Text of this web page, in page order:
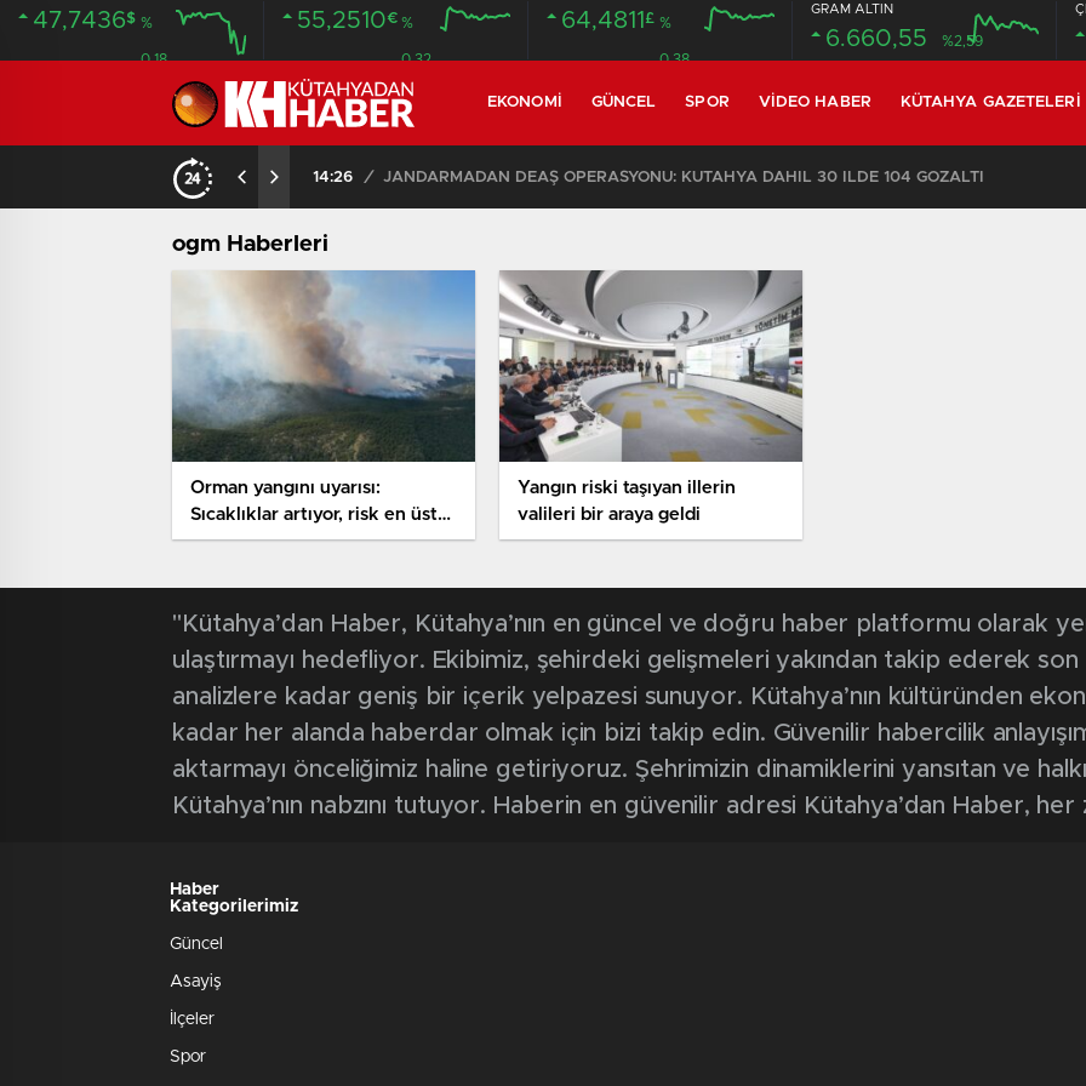
47,7436$ %
0.18
55,2510€ %
0.32
64,4811 £ %
0.38
GRAM ALTIN
6.660,55 %2,59
EKONOMI GÜNCEL SPOR VIDEO HABER KÜTAHYA GAZETELERI
14:26 / JANDARMADAN DEAŞ OPERASYONU: KÜTAHYA DAHİL 30 İLDE 104 GÖZALTI
ogm Haberleri
Orman yangını uyarısı:
Sıcaklıklar artıyor, risk en üst
seviyede
Yangın riski taşıyan illerin
valileri bir araya geldi
"Kütahya’dan Haber, Kütahya’nın en güncel ve doğru haber platformu olarak
ulaştırmayı hedefliyor. Ekibimiz, şehirdeki gelişmeleri yakından takip ederek
analizlere kadar geniş bir içerik yelpazesi sunuyor. Kütahya’nın kültüründen
kadar her alanda haberdar olmak için bizi takip edin. Güvenilir habercilik
aktarmayı önceliğimiz haline getiriyoruz. Şehrimizin dinamiklerini yansıtan ve
Kütahya’nın nabzını tutuyor. Haberin en güvenilir adresi Kütahya’dan Haber, her
Haber
Kategorilerimiz
Güncel
Asayiş
İlçeler
Spor